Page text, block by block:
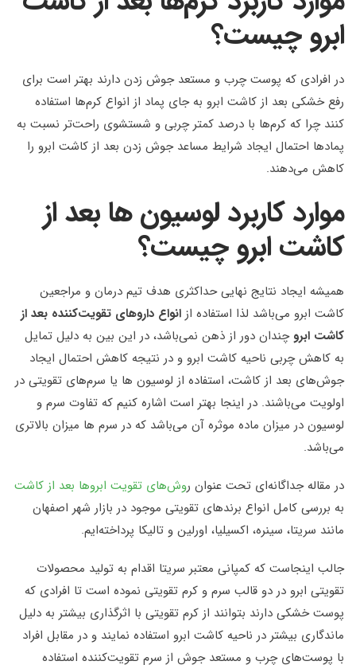
ابرو چیست؟
در افرادی که پوست چرب و مستعد جوش زدن دارند بهتر است برای
رفع خشکی بعد از کاشت ابرو به جای پماد از انواع کرم‌ها استفاده
کنند چرا که کرم‌ها با درصد کمتر چربی و شستشوی راحت‌تر نسبت به
پمادها احتمال ایجاد شرایط مساعد جوش زدن بعد از کاشت ابرو را
کاهش می‌دهند.
موارد کاربرد لوسیون ها بعد از
کاشت ابرو چیست؟
همیشه ایجاد نتایج نهایی حداکثری هدف تیم درمان و مراجعین
کاشت ابرو می‌باشد لذا استفاده از انواع داروهای تقویت‌کننده بعد از
کاشت ابرو چندان دور از ذهن نمی‌باشد، در این بین به دلیل تمایل
به کاهش چربی ناحیه کاشت ابرو و در نتیجه کاهش احتمال ایجاد
جوش‌های بعد از کاشت، استفاده از لوسیون ها یا سرم‌های تقویتی در
اولویت می‌باشند. در اینجا بهتر است اشاره کنیم که تفاوت سرم و
لوسیون در میزان ماده موثره آن می‌باشد که در سرم ها میزان بالاتری
می‌باشد.
در مقاله جداگانه‌ای تحت عنوان روش‌های تقویت ابروها بعد از کاشت
به بررسی کامل انواع برندهای تقویتی موجود در بازار شهر اصفهان
مانند سریتا، سینره، اکسیلیا، اورلین و تالیکا پرداخته‌ایم.
جالب اینجاست که کمپانی معتبر سریتا اقدام به تولید محصولات
تقویتی ابرو در دو قالب سرم و کرم تقویتی نموده است تا افرادی که
پوست خشکی دارند بتوانند از کرم تقویتی با اثرگذاری بیشتر به دلیل
ماندگاری بیشتر در ناحیه کاشت ابرو استفاده نمایند و در مقابل افراد
با پوست‌های چرب و مستعد جوش از سرم تقویت‌کننده استفاده